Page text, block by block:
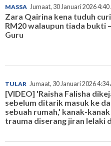
MASSA Jumaat, 30 Januari 2026 4:40
Zara Qairina kena tuduh curi
RM20 walaupun tiada bukti
Guru
TULAR Jumaat, 30 Januari 2026 4:34
[VIDEO] 'Raisha Falisha
sebelum ditarik masuk ke
sebuah rumah,' kanak-kanak
trauma diserang jiran lelaki